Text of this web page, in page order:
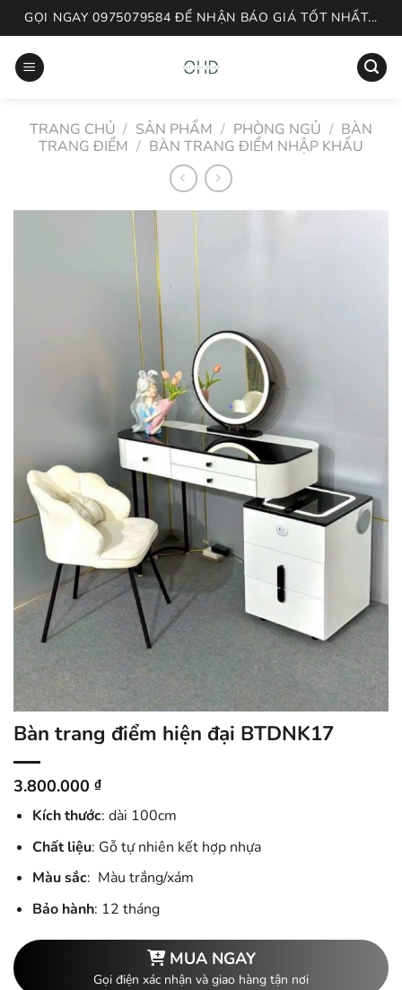
Skip
to
content
GỌI NGAY 0975079584 ĐỂ NHẬN BÁO GIÁ TỐT NHẤT...
TRANG CHỦ / SẢN PHẨM / PHÒNG NGỦ / BÀN
TRANG ĐIỂM / BÀN TRANG ĐIỂM NHẬP KHẨU
Bàn trang điểm hiện đại BTDNK17
3.800.000 ₫
Kích thước: dài 100cm
Chất liệu: Gỗ tự nhiên kết hợp nhựa
Màu sắc: Màu trắng/xám
Bảo hành: 12 tháng
MUA NGAY
Gọi điện xác nhận và giao hàng tận nơi